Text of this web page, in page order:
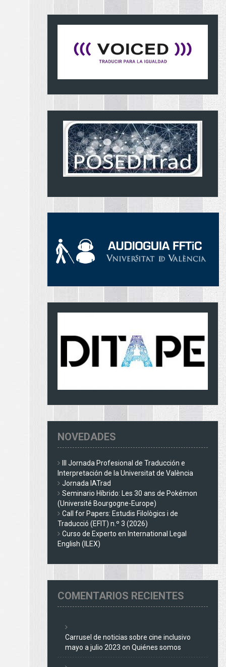
NOVEDADES
III Jornada Profesional de Traducción e
Interpretación de la Universitat de València
Jornada IATrad
Seminario Híbrido: Les 30 ans de Pokémon
(Université Bourgogne-Europe)
Call for Papers: Estudis Filològics i de
Traducció (EFIT) n.º 3 (2026)
Curso de Experto en International Legal
English (ILEX)
COMENTARIOS RECIENTES
Carrusel de noticias sobre cine inclusivo
mayo a julio 2023 on Quiénes somos